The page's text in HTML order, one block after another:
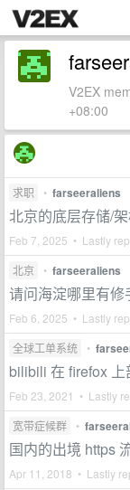
V2EX
+08:00
求职 • farseeraliens
北京的底层存储/
Feb 7, 2025 • Lastly
北京 • farseeraliens
请问海淀哪里有修
Feb 6, 2025 • Lastly
全球工单系统 •
bilibili 在 firefox
Feb 23, 2021 • Lastly
宽带症候群 •
国内的出境 https
Apr 11, 2018 • Lastly